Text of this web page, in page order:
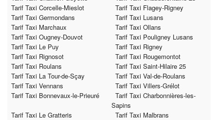
Tarif Taxi Corcelle-Mieslot
Tarif Taxi Flagey-Rigney
Tarif Taxi Germondans
Tarif Taxi Lusans
Tarif Taxi Marchaux
Tarif Taxi Ollans
Tarif Taxi Ougney-Douvot
Tarif Taxi Pouligney Lusans
Tarif Taxi Le Puy
Tarif Taxi Rigney
Tarif Taxi Rignosot
Tarif Taxi Rougemontot
Tarif Taxi Roulans
Tarif Taxi Saint-Hilaire 25
Tarif Taxi La Tour-de-Sçay
Tarif Taxi Val-de-Roulans
Tarif Taxi Vennans
Tarif Taxi Villers-Grélot
Tarif Taxi Bonnevaux-le-Prieuré
Tarif Taxi Charbonnières-les-
Sapins
Tarif Taxi Le Gratteris
Tarif Taxi Malbrans